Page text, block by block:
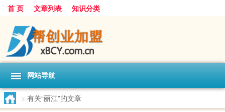
首 页 文章列表 知识分类
网站导航
> 有关“丽江”的文章